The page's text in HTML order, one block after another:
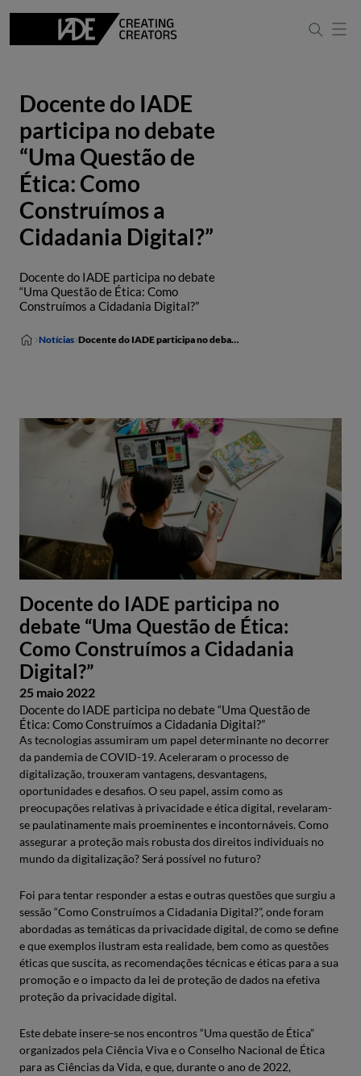
Docente do IADE
participa no debate
“Uma Questão de
Ética: Como
Construímos a
Cidadania Digital?”
Docente do IADE participa no debate
“Uma Questão de Ética: Como
Construímos a Cidadania Digital?”
Notícias Docente do IADE participa no debate “Uma Questão de Ética: Como Construímos a Cidadania Digital?”
Docente do IADE participa no
debate “Uma Questão de Ética:
Como Construímos a Cidadania
Digital?”
25 maio 2022
Docente do IADE participa no debate “Uma Questão de
Ética: Como Construímos a Cidadania Digital?”
As tecnologias assumiram um papel determinante no decorrer
da pandemia de COVID-19. Aceleraram o processo de
digitalização, trouxeram vantagens, desvantagens,
oportunidades e desafios. O seu papel, assim como as
preocupações relativas à privacidade e ética digital, revelaram-
se paulatinamente mais proeminentes e incontornáveis. Como
assegurar a proteção mais robusta dos direitos individuais no
mundo da digitalização? Será possível no futuro?
Foi para tentar responder a estas e outras questões que surgiu a
sessão “Como Construímos a Cidadania Digital?”, onde foram
abordadas as temáticas da privacidade digital, de como se define
e que exemplos ilustram esta realidade, bem como as questões
éticas que suscita, as recomendações técnicas e éticas para a sua
promoção e o impacto da lei de proteção de dados na efetiva
proteção da privacidade digital.
Este debate insere-se nos encontros “Uma questão de Ética”
organizados pela Ciência Viva e o Conselho Nacional de Ética
para as Ciências da Vida, e que, durante o ano de 2022,